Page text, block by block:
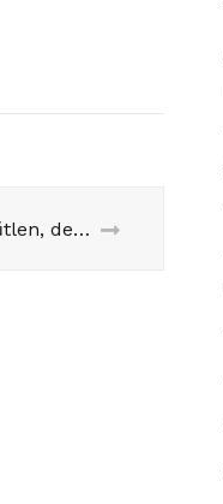
Macron népszerűtlen, de van-e még mozgástere? Beszélgetés a Hit Rádióban